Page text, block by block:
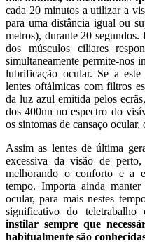
cada 20 minutos a utilizar a
para uma distância igual ou
metros), durante 20 segundos.
dos músculos ciliares
simultaneamente permite-nos
lubrificação ocular. Se a
lentes oftálmicas com filtros
da luz azul emitida pelos
dos 400nn no espectro do
os sintomas de cansaço
Assim as lentes de última
excessiva da visão de
melhorando o conforto e a
tempo. Importa ainda
ocular, para mais nestes
significativo do teletrabalho
instilar sempre que
habitualmente são